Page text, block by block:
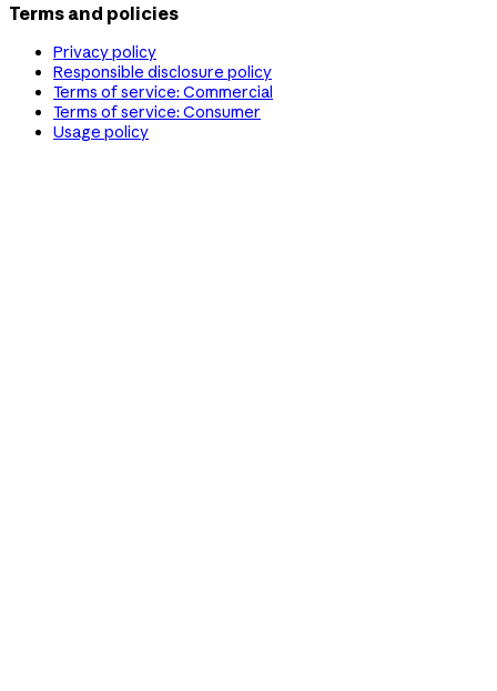
Terms and policies
Privacy policy
Responsible disclosure policy
Terms of service: Commercial
Terms of service: Consumer
Usage policy